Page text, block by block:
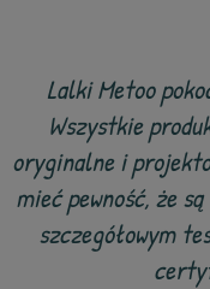
Lalki Metoo
Wszystkie
oryginalne i
mieć pewność, że
szczegółowym